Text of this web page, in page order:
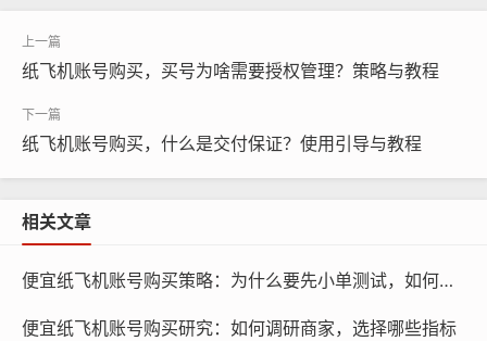
纸飞机账号购买, 在线购买tg账号, 电报聊天账号购买,wdd
16888.com
被用于发送垃圾信息、恶意攻击等不良行为，纸飞机可以
秩序,保护其他用户的权益。
纸飞机账号购买，买号为啥需要授权管理？策略与教程
纸飞机账号购买，什么是交付保证？使用引导与教程
相关文章
便宜纸飞机账号购买策略：为什么要先小单测试，如何执行
便宜纸飞机账号购买研究：如何调研商家，选择哪些指标